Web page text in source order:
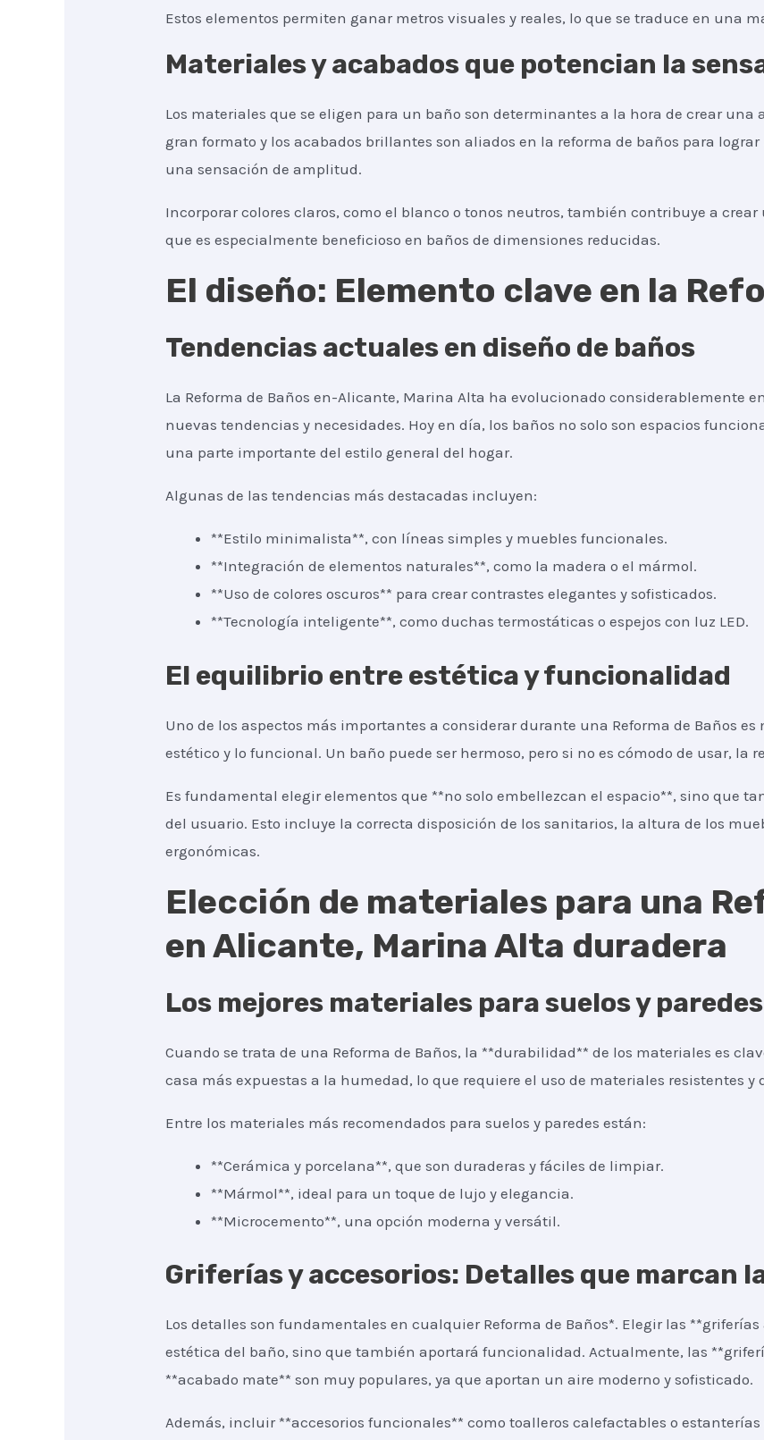
Estos elementos permiten ganar metros visuales y reales, lo que se traduce en una
Materiales y acabados que potencian la
Los materiales que se eligen para un baño son determinantes a la hora de crear una
gran formato y los acabados brillantes son aliados en la reforma de baños para
una sensación de amplitud.
Incorporar colores claros, como el blanco o tonos neutros, también contribuye a
que es especialmente beneficioso en baños de dimensiones reducidas.
El diseño: Elemento clave en la
Tendencias actuales en diseño de baños
La Reforma de Baños en-Alicante, Marina Alta ha evolucionado considerablemente
nuevas tendencias y necesidades. Hoy en día, los baños no solo son espacios
una parte importante del estilo general del hogar.
Algunas de las tendencias más destacadas incluyen:
**Estilo minimalista**, con líneas simples y muebles funcionales.
**Integración de elementos naturales**, como la madera o el mármol.
**Uso de colores oscuros** para crear contrastes elegantes y sofisticados.
**Tecnología inteligente**, como duchas termostáticas o espejos con luz LED.
El equilibrio entre estética y funcionalidad
Uno de los aspectos más importantes a considerar durante una Reforma de Baños
estético y lo funcional. Un baño puede ser hermoso, pero si no es cómodo de usar, la
Es fundamental elegir elementos que **no solo embellezcan el espacio**, sino que
del usuario. Esto incluye la correcta disposición de los sanitarios, la altura de los
ergonómicas.
Elección de materiales para una
en Alicante, Marina Alta duradera
Los mejores materiales para suelos y paredes
Cuando se trata de una Reforma de Baños, la **durabilidad** de los materiales es
casa más expuestas a la humedad, lo que requiere el uso de materiales resistentes y
Entre los materiales más recomendados para suelos y paredes están:
**Cerámica y porcelana**, que son duraderas y fáciles de limpiar.
**Mármol**, ideal para un toque de lujo y elegancia.
**Microcemento**, una opción moderna y versátil.
Griferías y accesorios: Detalles que marcan
Los detalles son fundamentales en cualquier Reforma de Baños*. Elegir las
estética del baño, sino que también aportará funcionalidad. Actualmente, las
**acabado mate** son muy populares, ya que aportan un aire moderno y sofisticado.
Además, incluir **accesorios funcionales** como toalleros calefactables o